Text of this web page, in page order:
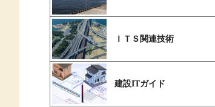
ＩＴＳ関連技術
建設ITガイド